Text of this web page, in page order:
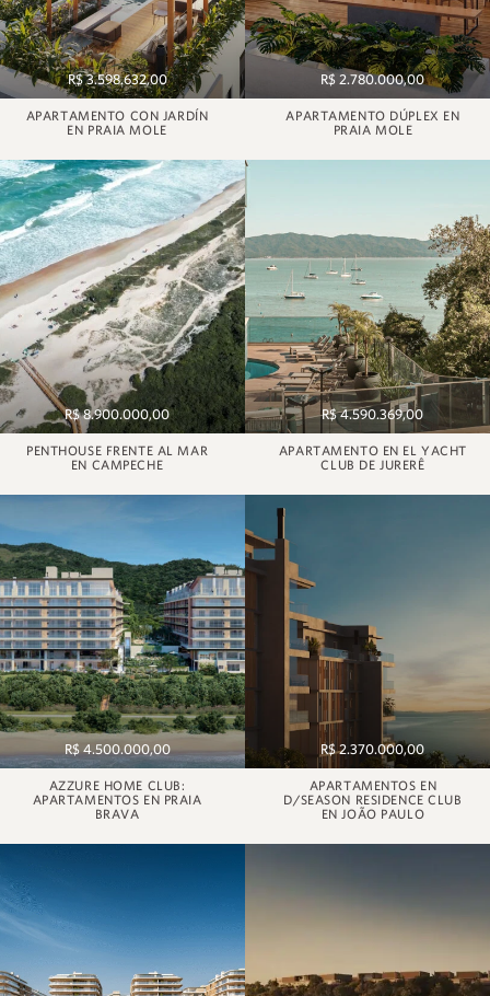
R$ 3.598.632,00
APARTAMENTO CON JARDÍN
EN PRAIA MOLE
R$ 2.780.000,00
APARTAMENTO DÚPLEX EN
PRAIA MOLE
R$ 8.900.000,00
PENTHOUSE FRENTE AL MAR
EN CAMPECHE
R$ 4.590.369,00
APARTAMENTO EN EL YACHT
CLUB DE JURERÊ
R$ 4.500.000,00
AZZURE HOME CLUB:
APARTAMENTOS EN PRAIA
BRAVA
R$ 2.370.000,00
APARTAMENTOS EN
D/SEASON RESIDENCE CLUB
EN JOÃO PAULO